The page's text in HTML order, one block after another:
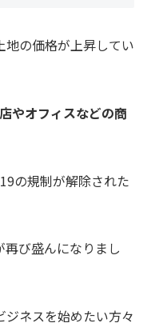
の価格が上昇してい
やオフィスなどの商
の規制が解除された
び盛んになりまし
ネスを始めたい方々